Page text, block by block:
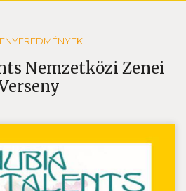
Nemzetközi Zenei